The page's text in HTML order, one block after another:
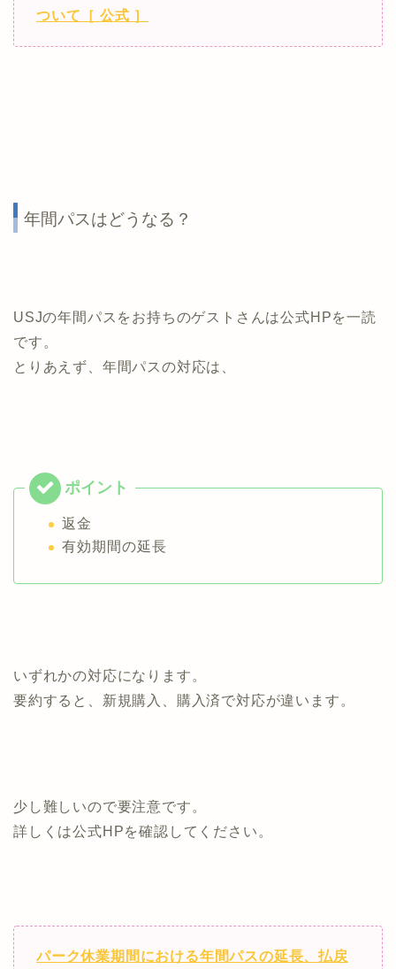
ついて［ 公式 ］
年間パスはどうなる？
USJの年間パスをお持ちのゲストさんは公式HPを一読
です。
とりあえず、年間パスの対応は、
返金
有効期間の延長
いずれかの対応になります。
要約すると、新規購入、購入済で対応が違います。
少し難しいので要注意です。
詳しくは公式HPを確認してください。
パーク休業期間における年間パスの延長、払戻